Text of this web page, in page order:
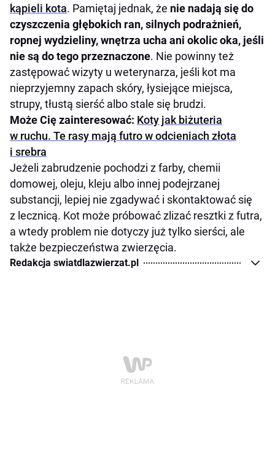
kąpieli kota. Pamiętaj jednak, że nie nadają się do
czyszczenia głębokich ran, silnych podrażnień,
ropnej wydzieliny, wnętrza ucha ani okolic oka, jeśli
nie są do tego przeznaczone. Nie powinny też
zastępować wizyty u weterynarza, jeśli kot ma
nieprzyjemny zapach skóry, łysiejące miejsca,
strupy, tłustą sierść albo stale się brudzi.
Może Cię zainteresować: Koty jak biżuteria
w ruchu. Te rasy mają futro w odcieniach złota
i srebra
Jeżeli zabrudzenie pochodzi z farby, chemii
domowej, oleju, kleju albo innej podejrzanej
substancji, lepiej nie zgadywać i skontaktować się
z lecznicą. Kot może próbować zlizać resztki z futra,
a wtedy problem nie dotyczy już tylko sierści, ale
także bezpieczeństwa zwierzęcia.
Redakcja swiatdlazwierzat.pl